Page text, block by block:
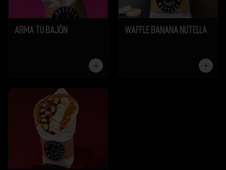
Arma tu Bajón Waffle Banana Nutella